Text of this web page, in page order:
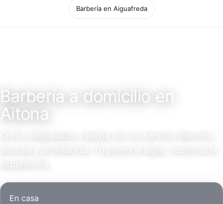
Barbería en Aiguafreda
Barbería a domicilio en
Aitona
Corte, degradado y barba con un servicio discreto,
puntual y profesional. Tú pones el lugar, nosotros la
En casa